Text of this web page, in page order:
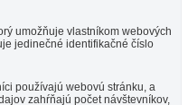
umožňuje vlastníkom webových
jedinečné identifikačné číslo
používajú webovú stránku, a
zahŕňajú počet návštevníkov,